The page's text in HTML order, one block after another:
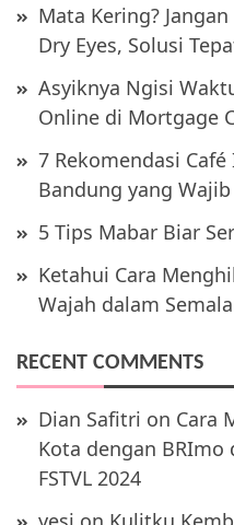
Mata Kering?
Dry Eyes, Solusi
Asyiknya Ngisi
Online di Mortgage
7 Rekomendasi
Bandung yang
5 Tips Mabar Biar
Ketahui Cara
Wajah dalam
RECENT COMMENTS
Dian Safitri on Cara
Kota dengan BRImo
FSTVL 2024